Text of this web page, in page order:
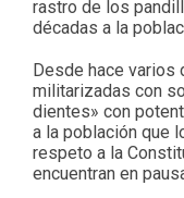
rastro de los
décadas a la
Desde hace varios
militarizadas con
dientes» con
a la población que
respeto a la
encuentran en